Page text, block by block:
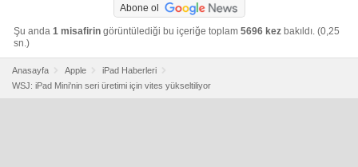
Abone ol
Şu anda 1 misafirin görüntülediği bu içeriğe toplam 5696 kez bakıldı. (0,25
sn.)
Anasayfa Apple
iPad Haberleri
WSJ: iPad Mini'nin seri üretimi için vites yükseltiliyor